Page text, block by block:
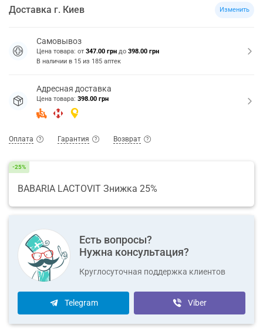
Доставка г. Киев Изменить
Самовывоз
Цена товара: от 347.00 грн до 398.00 грн
В наличии в 15 из 185 аптек
Адресная доставка
Цена товара: 398.00 грн
Оплата Гарантия Возврат
-25%
BABARIA LACTOVIT Знижка 25%
Есть вопросы?
Нужна консультация?
Круглосуточная поддержка клиентов
Telegram Viber